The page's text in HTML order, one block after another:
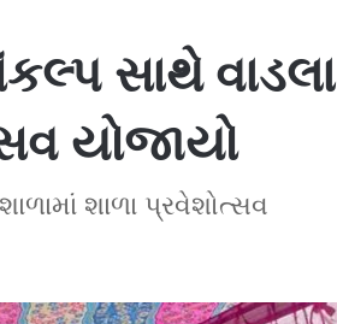
સાથે વાડલા
યોજાયો
શાળા પ્રવેશોત્સવ